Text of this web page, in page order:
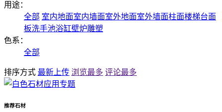
用途：
全部 室内地面室内墙面室外地面室外墙面柱面楼梯台面
板洗手池浴缸壁炉雕塑
色系：
全部
排序方式 最新上传 浏览最多 评论最多
推荐石材